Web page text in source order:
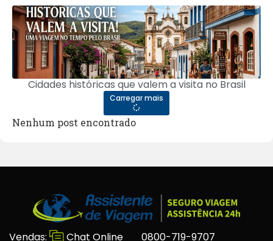
Cidades históricas que valem a visita no Brasil
Carregar mais
Nenhum post encontrado
Vendas: Chat Online 0800-719-9707